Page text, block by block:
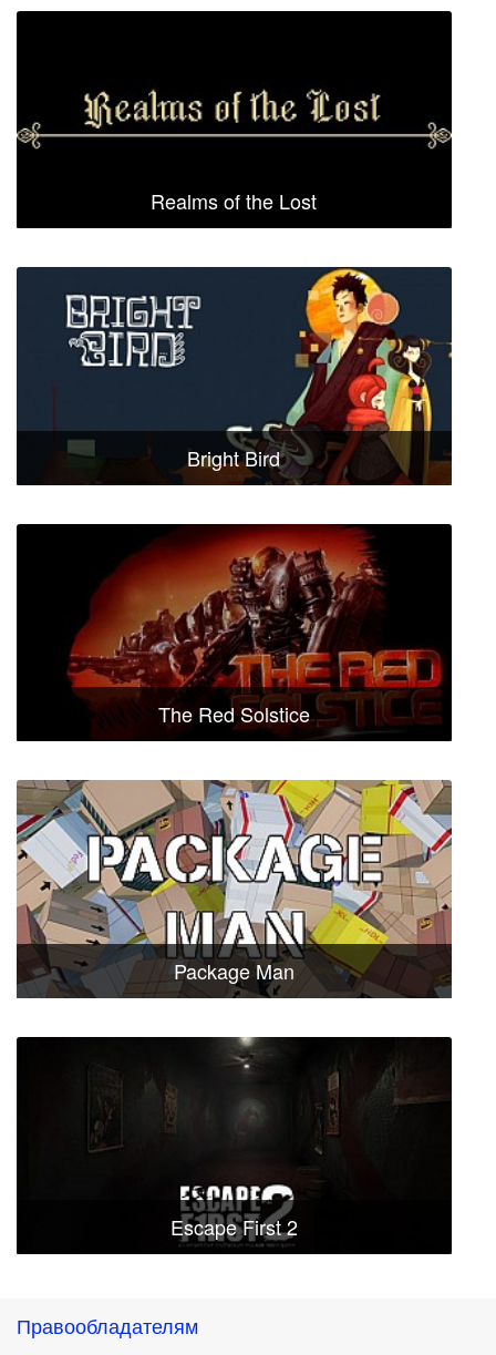
Realms of the Lost
Bright Bird
The Red Solstice
Package Man
Escape First 2
Правообладателям